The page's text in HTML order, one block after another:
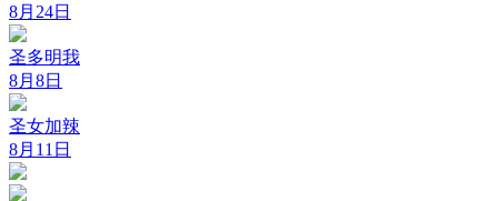
8月24日
圣多明我
8月8日
圣女加辣
8月11日